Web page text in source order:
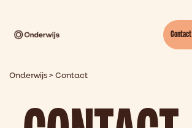
Contact
Onderwijs> Contact